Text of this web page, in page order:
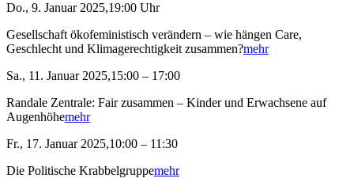
Do., 9. Januar 2025,19:00 Uhr
Gesellschaft ökofeministisch verändern – wie hängen Care,
Geschlecht und Klimagerechtigkeit zusammen?mehr
Sa., 11. Januar 2025,15:00 – 17:00
Randale Zentrale: Fair zusammen – Kinder und Erwachsene auf
Augenhöhemehr
Fr., 17. Januar 2025,10:00 – 11:30
Die Politische Krabbelgruppemehr